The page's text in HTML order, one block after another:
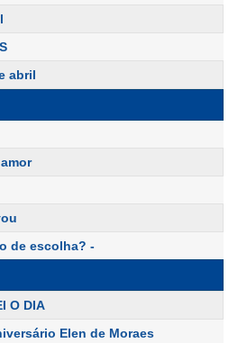
abril
de escolha? -
O DIA
Elen de Moraes